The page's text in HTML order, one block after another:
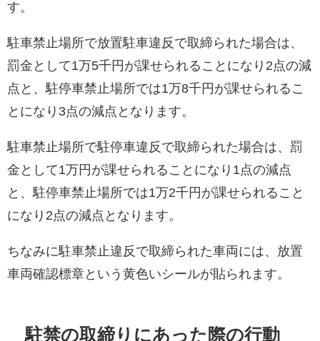
す。
駐車禁止場所で放置駐車違反で取締られた場合は、
罰金として1万5千円が課せられることになり2点の減
点と、駐停車禁止場所では1万8千円が課せられるこ
とになり3点の減点となります。
駐車禁止場所で駐停車違反で取締られた場合は、罰
金として1万円が課せられることになり1点の減点
と、駐停車禁止場所では1万2千円が課せられること
になり2点の減点となります。
ちなみに駐車禁止違反で取締られた車両には、放置
車両確認標章という黄色いシールが貼られます。
駐禁の取締りにあった際の行動